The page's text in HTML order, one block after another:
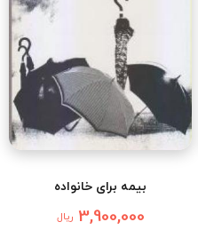
بیمه برای خانواده
3,900,000 ریال